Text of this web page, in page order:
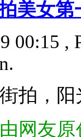
美女第
00:15 ,
拍，
网友